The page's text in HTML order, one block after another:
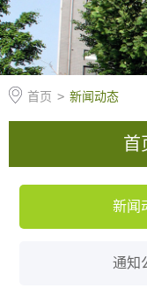
首页 > 新闻动态
首
新闻
通知